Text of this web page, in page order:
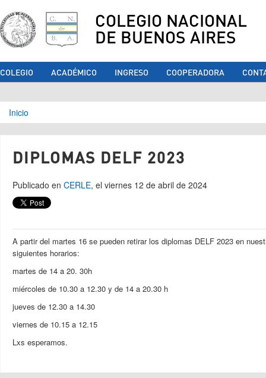
COLEGIO NACIONAL
DE BUENOS AIRES
COLEGIO ACADÉMICO INGRESO COOPERADORA
Se encuentra usted aquí
Inicio
DIPLOMAS DELF 2023
Publicado en CERLE, el viernes 12 de abril de 2024
A partir del martes 16 se pueden retirar los diplomas DELF 2023 en
siguientes horarios:
martes de 14 a 20. 30h
miércoles de 10.30 a 12.30 y de 14 a 20.30 h
jueves de 12.30 a 14.30
viernes de 10.15 a 12.15
Lxs esperamos.